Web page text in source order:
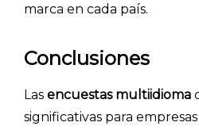
marca en cada país.
Conclusiones
Las encuestas multiidioma
significativas para